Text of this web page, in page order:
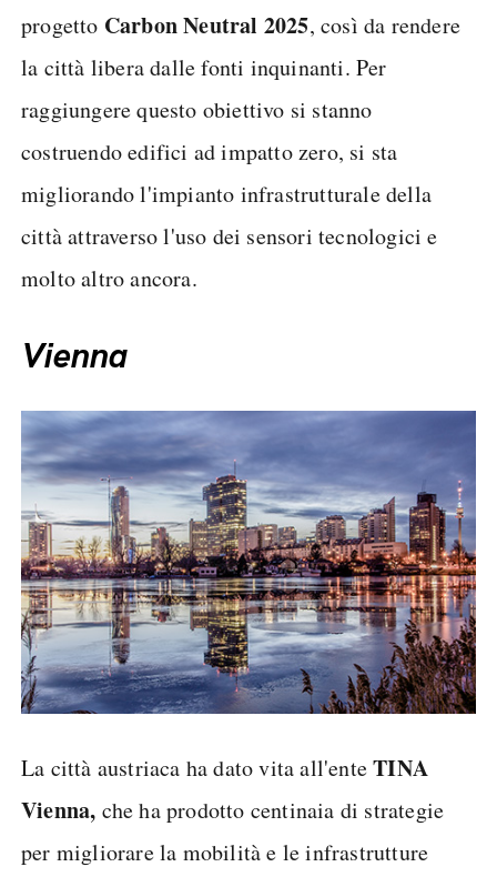
progetto Carbon Neutral 2025, così da rendere
la città libera dalle fonti inquinanti. Per
raggiungere questo obiettivo si stanno
costruendo edifici ad impatto zero, si sta
migliorando l'impianto infrastrutturale della
città attraverso l'uso dei sensori tecnologici e
molto altro ancora.
Vienna
La città austriaca ha dato vita all'enteTINA
Vienna, che ha prodotto centinaia di strategie
per migliorare la mobilità e le infrastrutture